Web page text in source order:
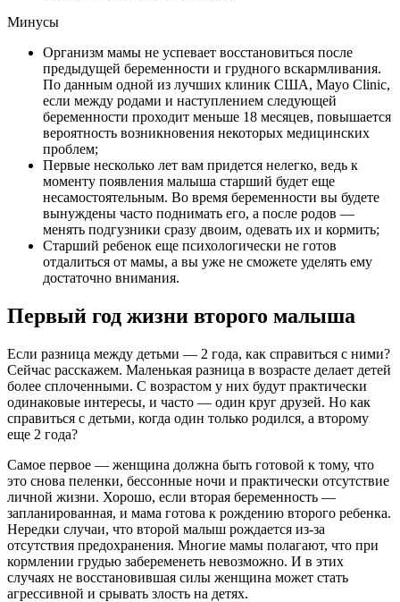
Минусы
Организм мамы не успевает восстановиться после
предыдущей беременности и грудного вскармливания.
По данным одной из лучших клиник США, Μayo Clinic,
если между родами и наступлением следующей
беременности проходит меньше 18 месяцев, повышается
вероятность возникновения некоторых медицинских
проблем;
Первые несколько лет вам придется нелегко, ведь к
моменту появления малыша старший будет еще
несамостоятельным. Во время беременности вы будете
вынуждены часто поднимать его, а после родов —
менять подгузники сразу двоим, одевать их и кормить;
Старший ребенок еще психологически не готов
отдалиться от мамы, а вы уже не сможете уделять ему
достаточно внимания.
Первый год жизни второго малыша
Если разница между детьми — 2 года, как справиться с ними?
Сейчас расскажем. Маленькая разница в возрасте делает детей
более сплоченными. С возрастом у них будут практически
одинаковые интересы, и часто — один круг друзей. Но как
справиться с детьми, когда один только родился, а второму
еще 2 года?
Самое первое — женщина должна быть готовой к тому, что
это снова пеленки, бессонные ночи и практически отсутствие
личной жизни. Хорошо, если вторая беременность —
запланированная, и мама готова к рождению второго ребенка.
Нередки случаи, что второй малыш рождается из-за
отсутствия предохранения. Многие мамы полагают, что при
кормлении грудью забеременеть невозможно. И в этих
случаях не восстановившая силы женщина может стать
агрессивной и срывать злость на детях.